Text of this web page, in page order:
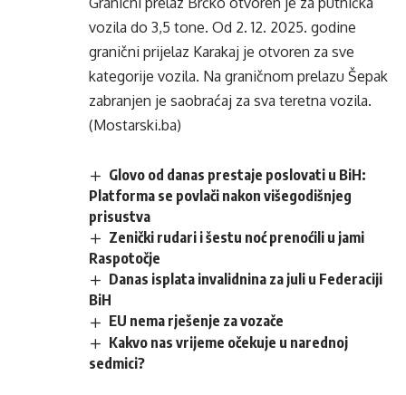
vozila do 3,5 tone. Od 2. 12. 2025. godine
granični prijelaz Karakaj je otvoren za sve
kategorije vozila. Na graničnom prelazu Šepak
zabranjen je saobraćaj za sva teretna vozila.
(Mostarski.ba)
Glovo od danas prestaje poslovati u BiH:
Platforma se povlači nakon višegodišnjeg
prisustva
Zenički rudari i šestu noć prenoćili u jami
Raspotočje
Danas isplata invalidnina za juli u Federaciji
BiH
EU nema rješenje za vozače
Kakvo nas vrijeme očekuje u narednoj
sedmici?